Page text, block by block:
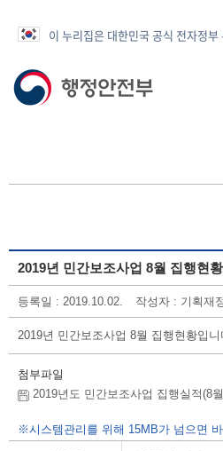
이 누리집은 대한민국 공식 전자정부
2019년 민간보조사업 8월 집행현황
등록일 : 2019.10.02. 작성자 : 기획재
2019년 민간보조사업 8월 집행현황입니
첨부파일
2019년도 민간보조사업 집행실적(8
※시스템관리를 위해 15MB가 넘으면